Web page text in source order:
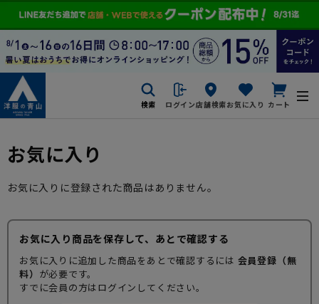
検索 ログイン店舗検索お気に入り カート
お気に入り
お気に入りに登録された商品はありません。
お気に入り商品を保存して、あとで確認する
お気に入りに追加した商品をあとで確認するには 会員登録（無
料） が必要です。
すでに会員の方はログインしてください。